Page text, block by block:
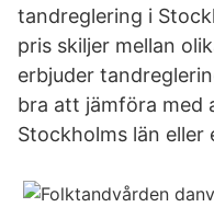
tandreglering i
pris skiljer mellan
erbjuder
bra att jämföra med
Stockholms län